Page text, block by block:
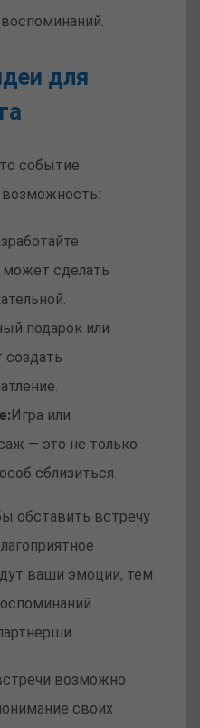
для
событие
сделать
подарок или
Игра или
— это не только
сблизиться.
обставить встречу
ваши эмоции, тем
возможно
своих